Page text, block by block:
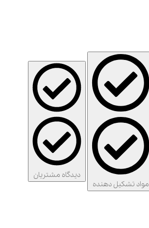
مواد تشکیل دهنده
دیدگاه مشتریان